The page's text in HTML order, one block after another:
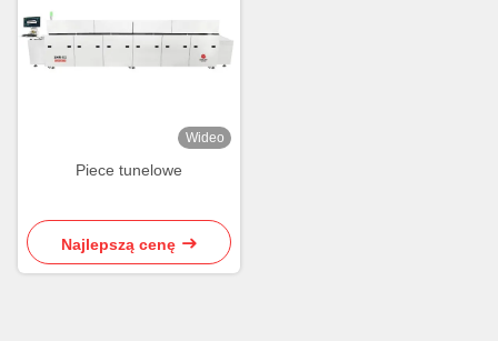
Wideo
Piece tunelowe
Najlepszą cenę